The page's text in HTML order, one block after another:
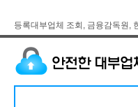
등록대부업체 조회, 금융감독원,